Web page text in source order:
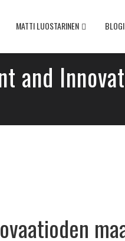
MATTI LUOSTARINEN BLOGI
and